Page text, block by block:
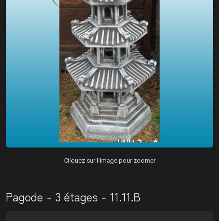
Cliquez sur l'image pour zoomer
Pagode - 3 étages - 11.11.B